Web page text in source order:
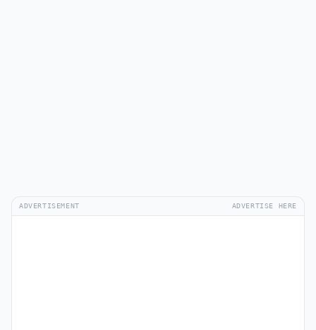
ADVERTISEMENT ADVERTISE HERE